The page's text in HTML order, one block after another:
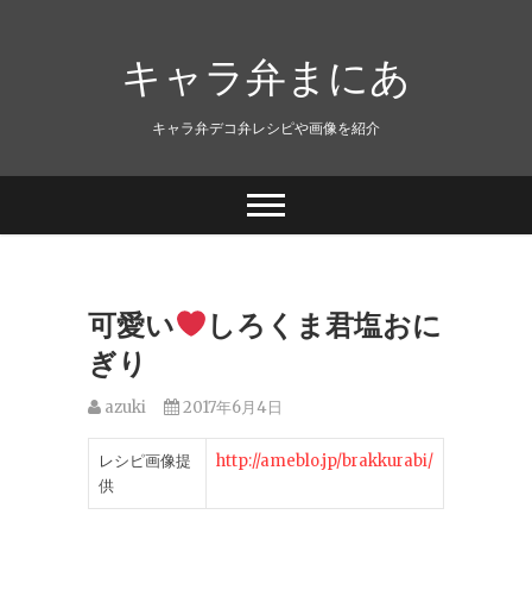
キャラ弁まにあ
キャラ弁デコ弁レシピや画像を紹介
可愛い
しろくま君塩おに
ぎり
azuki 2017年6月4日
レシピ画像提
供
http://ameblo.jp/brakkurabi/